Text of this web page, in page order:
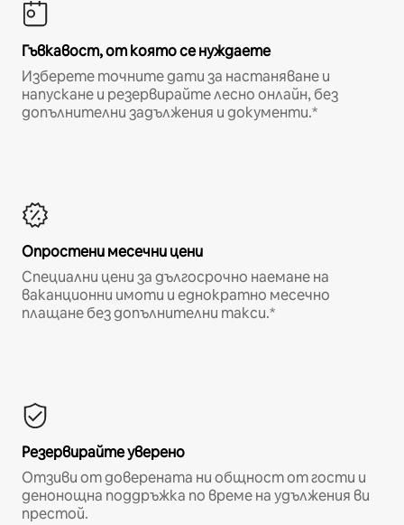
Гъвкавост, от която се нуждаете
Изберете точните дати за настаняване и
напускане и резервирайте лесно онлайн, без
допълнителни задължения и документи.*
Опростени месечни цени
Специални цени за дългосрочно наемане на
ваканционни имоти и еднократно месечно
плащане без допълнителни такси.*
Резервирайте уверено
Отзиви от доверената ни общност от гости и
денонощна поддръжка по време на удължения ви
престой.